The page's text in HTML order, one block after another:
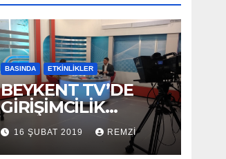
BASINDA ETKINLIKLER
BEYKENT TV’DE
GİRİŞİMCİLİK
KONUŞULDU
16 ŞUBAT 2019 REMZI